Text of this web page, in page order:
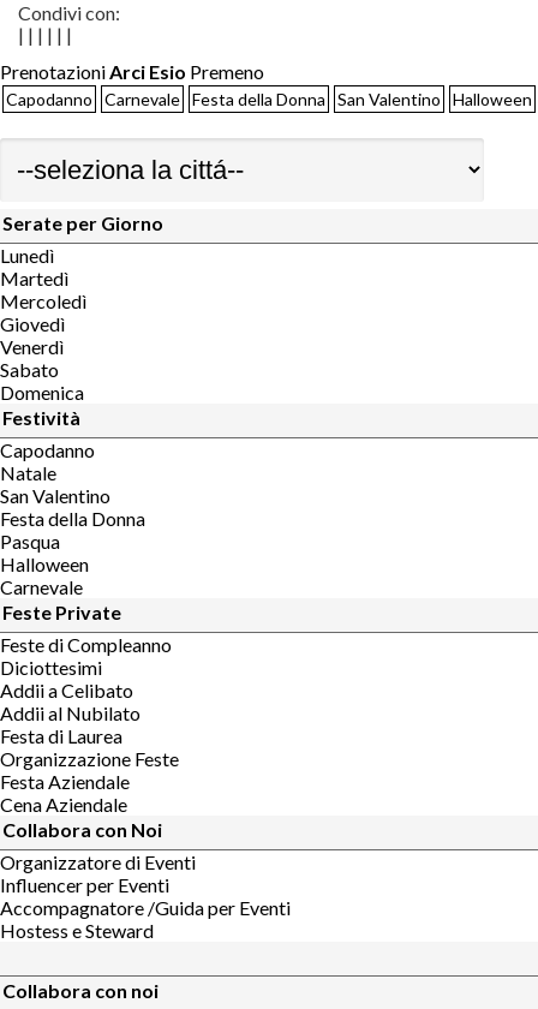
Condivi con:
| | | | | |
PrenotazioniArci Esio Premeno
Capodanno Carnevale Festa della Donna San Valentino Halloween
Serate per Giorno
Lunedì
Martedì
Mercoledì
Giovedì
Venerdì
Sabato
Domenica
Festività
Capodanno
Natale
San Valentino
Festa della Donna
Pasqua
Halloween
Carnevale
Feste Private
Feste di Compleanno
Diciottesimi
Addii a Celibato
Addii al Nubilato
Festa di Laurea
Organizzazione Feste
Festa Aziendale
Cena Aziendale
Collabora con Noi
Organizzatore di Eventi
Influencer per Eventi
Accompagnatore /Guida per Eventi
Hostess e Steward
Collabora con noi